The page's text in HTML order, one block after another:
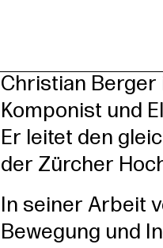
Christian Berger
Komponist und
Er leitet den
der Zürcher
In seiner Arbeit
Bewegung und